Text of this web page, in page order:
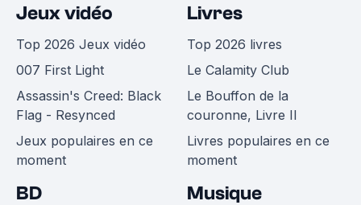
Jeux vidéo
Top 2026 Jeux vidéo
007 First Light
Assassin's Creed: Black
Flag - Resynced
Jeux populaires en ce
moment
Livres
Top 2026 livres
Le Calamity Club
Le Bouffon de la
couronne, Livre II
Livres populaires en ce
moment
BD Musique